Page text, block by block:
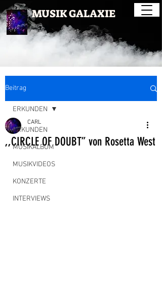
MUSIK GALAXIE
Beitrag
ERKUNDEN
MUSIKALBUM
MUSIKVIDEOS
KONZERTE
INTERVIEWS
ERKUNDEN
,,CIRCLE OF DOUBT” von Rosetta West
CARL